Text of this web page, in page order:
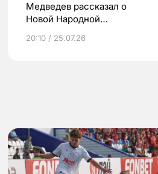
Медведев рассказал о
Новой Народной
20:10 / 25.07.26